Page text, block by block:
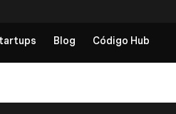
Blog Código Hub